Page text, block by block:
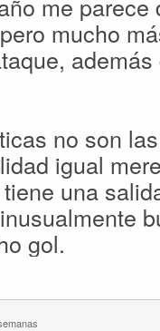
mucho
no son
igual
una
gol.